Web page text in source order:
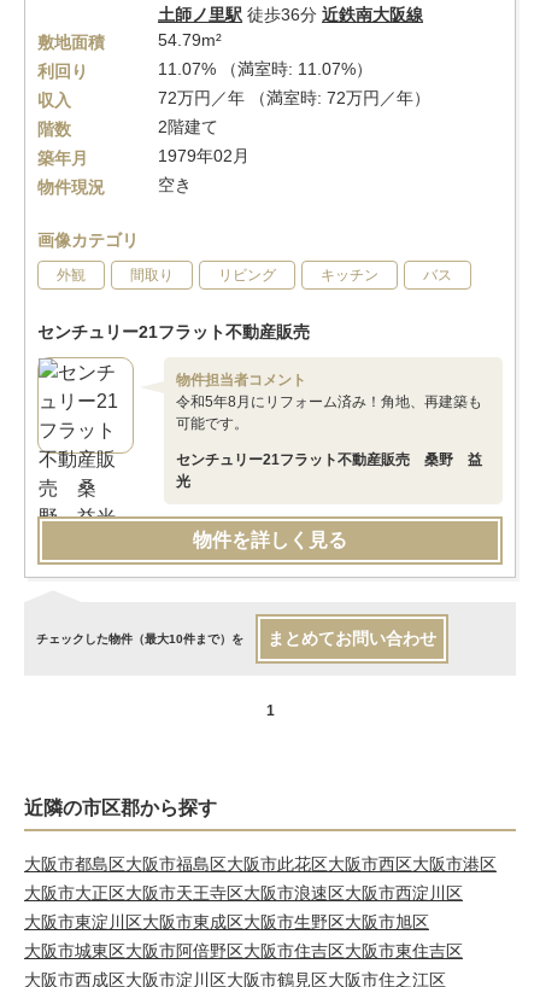
土師ノ里駅 徒歩36分 近鉄南大阪線
敷地面積
54.79m²
利回り
11.07% （満室時: 11.07%）
収入
72万円／年 （満室時: 72万円／年）
階数
2階建て
築年月
1979年02月
物件現況
空き
画像カテゴリ
外観 間取り リビング キッチン バス
センチュリー21フラット不動産販売
物件担当者コメント
令和5年8月にリフォーム済み！角地、再建築も
可能です。
センチュリー21フラット不動産販売 桑野 益
光
物件を詳しく見る
チェックした物件（最大10件まで）を まとめてお問い合わせ
1
近隣の市区郡から探す
大阪市都島区大阪市福島区大阪市此花区大阪市西区大阪市港区
大阪市大正区大阪市天王寺区大阪市浪速区大阪市西淀川区
大阪市東淀川区大阪市東成区大阪市生野区大阪市旭区
大阪市城東区大阪市阿倍野区大阪市住吉区大阪市東住吉区
大阪市西成区大阪市淀川区大阪市鶴見区大阪市住之江区